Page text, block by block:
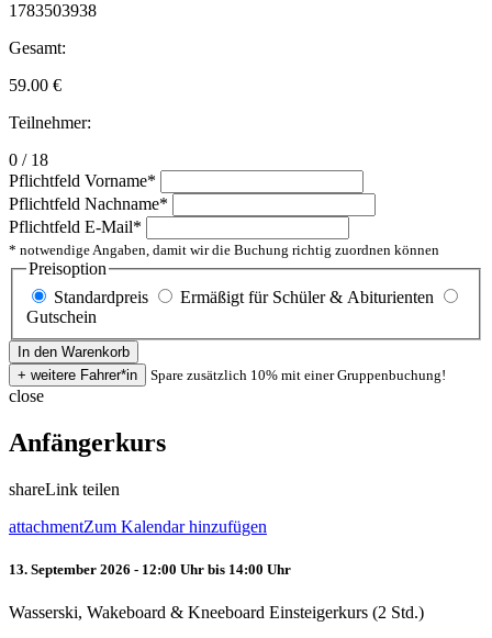
1783503938
Gesamt:
59.00 €
Teilnehmer:
0 / 18
Pflichtfeld Vorname*
Pflichtfeld Nachname*
Pflichtfeld E-Mail*
* notwendige Angaben, damit wir die Buchung richtig zuordnen können
Preisoption
Standardpreis
Ermäßigt für Schüler & Abiturienten
Gutschein
Spare zusätzlich 10% mit einer Gruppenbuchung!
close
Anfängerkurs
shareLink teilen
attachmentZum Kalendar hinzufügen
13. September 2026 - 12:00 Uhr bis 14:00 Uhr
Wasserski, Wakeboard & Kneeboard Einsteigerkurs (2 Std.)